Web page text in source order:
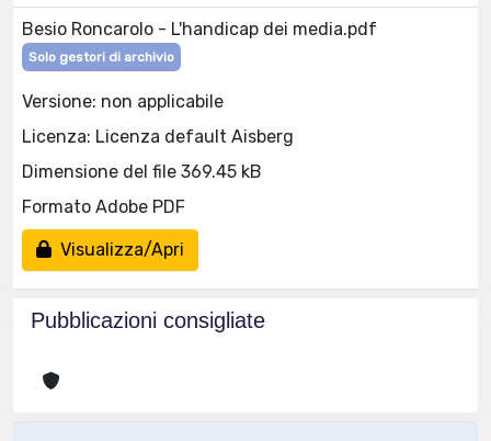
Besio Roncarolo - L'handicap dei media.pdf
Solo gestori di archivio
Versione: non applicabile
Licenza: Licenza default Aisberg
Dimensione del file 369.45 kB
Formato Adobe PDF
Visualizza/Apri
Pubblicazioni consigliate